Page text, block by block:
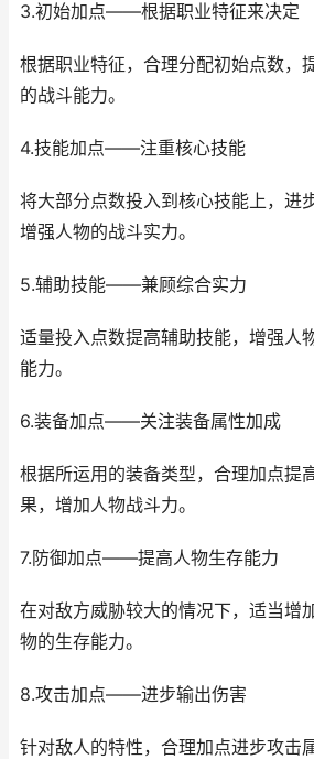
3.初始加点——根据职业特征来决定
根据职业特征，合理分配初始点数，
的战斗能力。
4.技能加点——注重核心技能
将大部分点数投入到核心技能上，进
增强人物的战斗实力。
5.辅助技能——兼顾综合实力
适量投入点数提高辅助技能，增强人
能力。
6.装备加点——关注装备属性加成
根据所运用的装备类型，合理加点提
果，增加人物战斗力。
7.防御加点——提高人物生存能力
在对敌方威胁较大的情况下，适当增
物的生存能力。
8.攻击加点——进步输出伤害
针对敌人的特性，合理加点进步攻击